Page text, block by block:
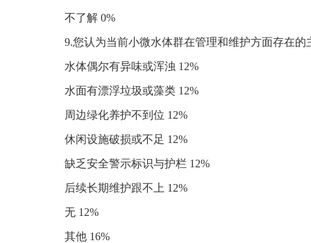
不了解 0%
9.您认为当前小微水体群在管理和维护方面存在
水体偶尔有异味或浑浊 12%
水面有漂浮垃圾或藻类 12%
周边绿化养护不到位 12%
休闲设施破损或不足 12%
缺乏安全警示标识与护栏 12%
后续长期维护跟不上 12%
无 12%
其他 16%